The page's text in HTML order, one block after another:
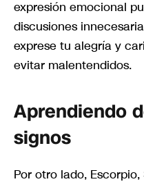
expresión emocional
discusiones
exprese tu alegría y
evitar malentendidos.
Aprendiendo
signos
Por otro lado,